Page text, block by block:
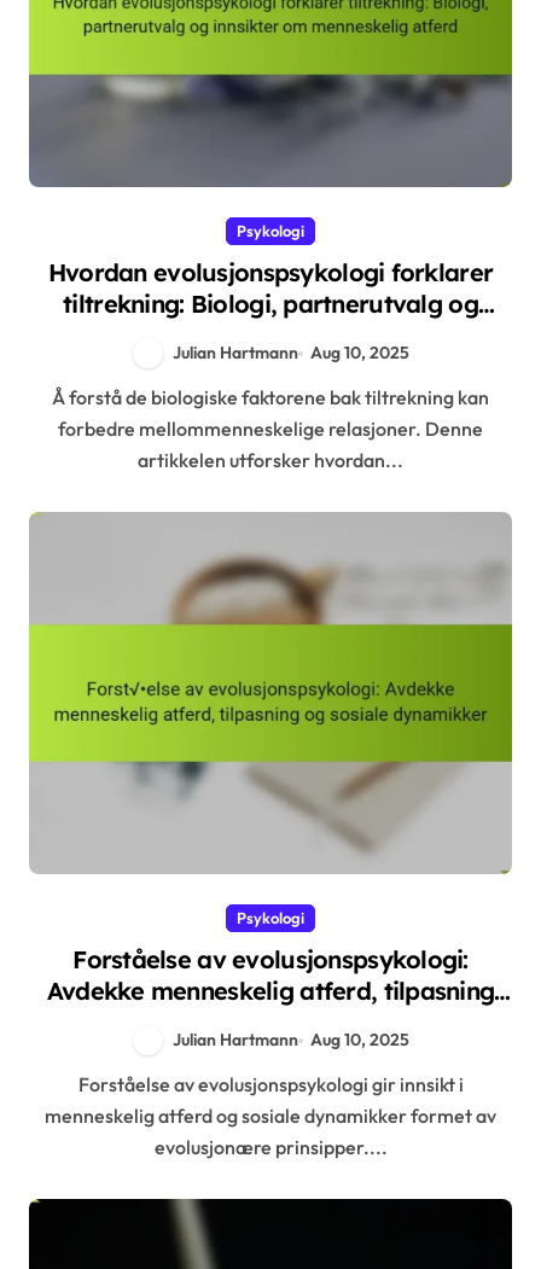
Psykologi
Hvordan evolusjonspsykologi forklarer
tiltrekning: Biologi, partnerutvalg og
Julian Hartmann Aug 10, 2025
Å forstå de biologiske faktorene bak tiltrekning kan
forbedre mellommenneskelige relasjoner. Denne
artikkelen utforsker hvordan...
Psykologi
Forståelse av evolusjonspsykologi:
Avdekke menneskelig atferd, tilpasning
Julian Hartmann Aug 10, 2025
Forståelse av evolusjonspsykologi gir innsikt i
menneskelig atferd og sosiale dynamikker formet av
evolusjonære prinsipper....